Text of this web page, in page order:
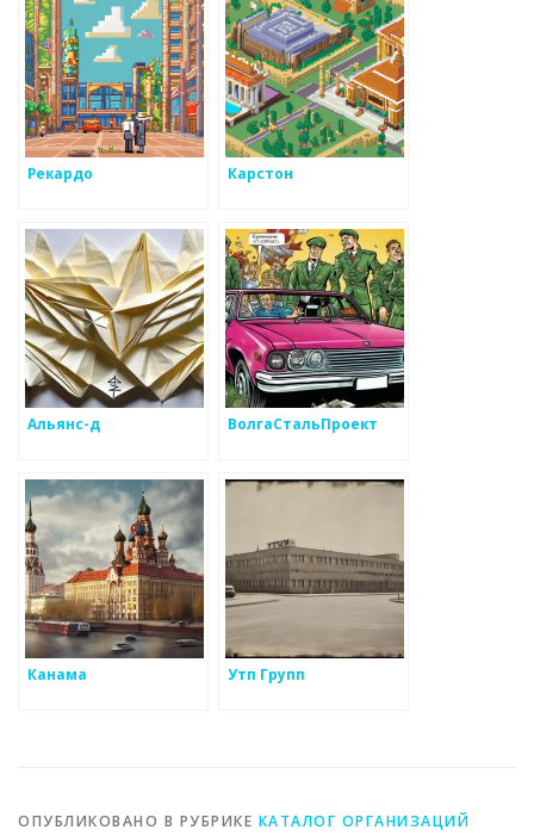
Рекардо Карстон
Альянс-д ВолгаСтальПроект
Канама Утп Групп
ОПУБЛИКОВАНО В РУБРИКЕ КАТАЛОГ ОРГАНИЗАЦИЙ